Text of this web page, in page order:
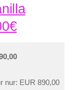
nur: EUR 890,00